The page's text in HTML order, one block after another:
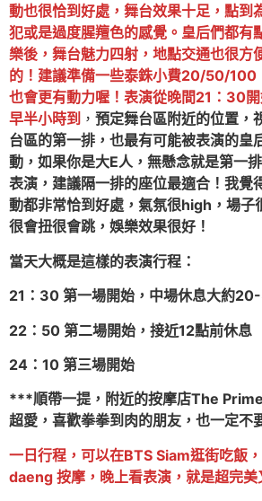
動也很恰到好處，舞台效果十足，點到
犯或是過度腥羶色的感覺。皇后們都有
樂後，舞台魅力四射，地點交通也很方
的！建議準備一些泰銖小費20/50/100
也會更有動力喔！表演從晚間21：30
早半小時到 ， 預定舞台區附近的位置，
台區的第一排，也最有可能被表演的皇
動，如果你是大E人，無懸念就是第一
表演，建議隔一排的座位最適合！我覺
動都非常恰到好處，氣氛很high，場子
很會扭很會跳，娛樂效果很好！
當天大概是這樣的表演行程：
21：30 第一場開始，中場休息大約
22：50 第二場開始，接近12點前休息
24：10 第三場開始
***順帶一提，附近的按摩店The
超愛，喜歡拳拳到肉的朋友，也一定不
一日行程，可以在BTS Siam逛街吃飯
daeng 按摩，晚上看表演，就是超完美